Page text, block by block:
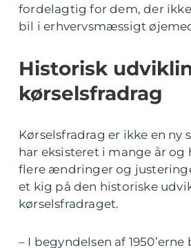
fordelagtig for dem, der
bil i erhvervsmæssigt
Historisk
kørselsfradrag
Kørselsfradrag er ikke en ny
har eksisteret i mange år og
flere ændringer og
et kig på den historiske
kørselsfradraget.
– I begyndelsen af 1950’erne